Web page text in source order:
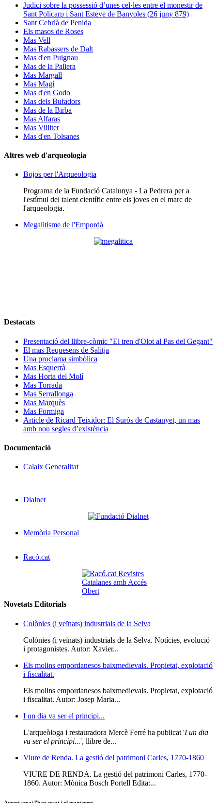
Judici sobre la possessió d’unes cel·les entre el monestir de
Sant Policarp i Sant Esteve de Banyoles (26 juny 879)
Sant Cebrià de Penida
Els masos de Roses
Mas Vell
Mas Rabassers de Dalt
Mas d'en Puignau
Mas de la Pallera
Mas Margall
Mas Magí
Mas d'en Godo
Mas dels Bufadors
Mas de la Birba
Mas Alfaras
Mas Villiter
Mas d'en Tolsanes
Altres web d'arqueologia
Bojos per l'Arqueologia
Programa de la Fundació Catalunya - La Pedrera per a
l'estímul del talent científic entre els joves en el marc de
l'arqueologia.
Megalitisme de l'Empordà
Destacats
Presentació del llibre-còmic "El tren d'Olot al Pas del Gegant"
El mas Requesens de Salitja
Una proclama simbòlica
Mas Esquerrà
Mas Horta del Molí
Mas Torrada
Mas Serrallonga
Mas Marquès
Mas Formiga
Article de Ricard Teixidor: El Surós de Castanyet, un mas
amb nou segles d’existència
Documentació
Calaix Generalitat
Dialnet
Memòria Personal
Racó.cat
Novetats Editorials
Colònies (i veïnats) industrials de la Selva
Colònies (i veïnats) industrials de la Selva. Notícies, evolució
i protagonistes. Autor: Xavier...
Els molins empordanesos baixmedievals. Propietat, explotació
i fiscalitat.
Els molins empordanesos baixmedievals. Propietat, explotació
i fiscalitat. Autor: Josep Maria...
I un dia va ser el principi...
L'arqueòloga i restauradora Mercè Ferré ha publicat 'I un dia
va ser el principi...', llibre de...
Viure de Renda. La gestió del patrimoni Carles, 1770-1860
VIURE DE RENDA. La gestió del patrimoni Carles, 1770-
1860. Autor: Mònica Bosch Portell Edita:...